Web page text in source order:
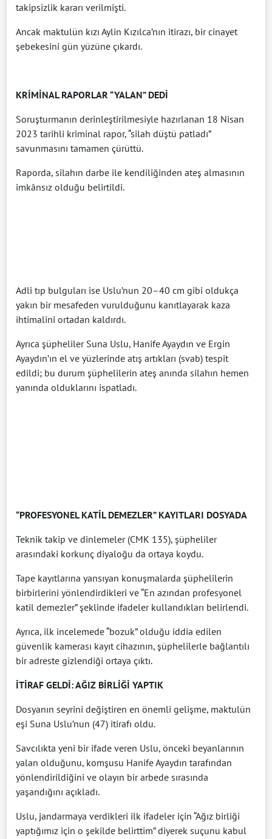
takipsizlik kararı verilmişti.
Ancak maktulün kızı Aylin Kızılca’nın itirazı, bir cinayet
şebekesini gün yüzüne çıkardı.
KRİMİNAL RAPORLAR “YALAN” DEDİ
Soruşturmanın derinleştirilmesiyle hazırlanan 18 Nisan
2023 tarihli kriminal rapor, “silah düştü patladı”
savunmasını tamamen çürüttü.
Raporda, silahın darbe ile kendiliğinden ateş almasının
imkânsız olduğu belirtildi.
Adli tıp bulguları ise Uslu’nun 20–40 cm gibi oldukça
yakın bir mesafeden vurulduğunu kanıtlayarak kaza
ihtimalini ortadan kaldırdı.
Ayrıca şüpheliler Suna Uslu, Hanife Ayaydın ve Ergin
Ayaydın’ın el ve yüzlerinde atış artıkları (svab) tespit
edildi; bu durum şüphelilerin ateş anında silahın hemen
yanında olduklarını ispatladı.
“PROFESYONEL KATİL DEMEZLER” KAYITLARI DOSYADA
Teknik takip ve dinlemeler (CMK 135), şüpheliler
arasındaki korkunç diyaloğu da ortaya koydu.
Tape kayıtlarına yansıyan konuşmalarda şüphelilerin
birbirlerini yönlendirdikleri ve “En azından profesyonel
katil demezler” şeklinde ifadeler kullandıkları belirlendi.
Ayrıca, ilk incelemede “bozuk” olduğu iddia edilen
güvenlik kamerası kayıt cihazının, şüphelilerle bağlantılı
bir adreste gizlendiği ortaya çıktı.
İTİRAF GELDİ: AĞIZ BİRLİĞİ YAPTIK
Dosyanın seyrini değiştiren en önemli gelişme, maktulün
eşi Suna Uslu’nun (47) itirafı oldu.
Savcılıkta yeni bir ifade veren Uslu, önceki beyanlarının
yalan olduğunu, komşusu Hanife Ayaydın tarafından
yönlendirildiğini ve olayın bir arbede sırasında
yaşandığını açıkladı.
Uslu, jandarmaya verdikleri ilk ifadeler için “Ağız birliği
yaptığımız için o şekilde belirttim” diyerek suçunu kabul